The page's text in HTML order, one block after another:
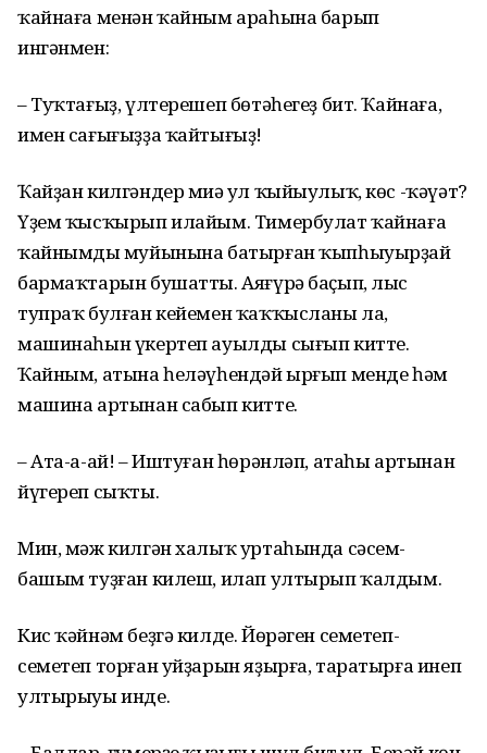
ҡайнаға менән ҡайным араһына барып
ингәнмен:
– Туҡтағыҙ, үлтерешеп бөтәһегеҙ бит. Ҡайнаға,
имен сағығыҙҙа ҡайтығыҙ!
Ҡайҙан килгәндер миңә ул ҡыйыулыҡ, көс -ҡәүәт?
Үҙем ҡысҡырып илайым. Тимербулат ҡайнаға
ҡайнымдың муйынына батырған ҡыпһыуырҙай
бармаҡтарын бушатты. Аяғүрә баҫып, лыс
тупраҡ булған кейемен ҡаҡҡысланы ла,
машинаһын үкертеп ауылды сығып китте.
Ҡайным, атына һеләүһендәй ырғып менде һәм
машина артынан сабып китте.
– Ата-а-ай! – Иштуған һөрәнләп, атаһы артынан
йүгереп сыҡты.
Мин, мәж килгән халыҡ уртаһында сәсем-
башым туҙған килеш, илап ултырып ҡалдым.
Кис ҡәйнәм беҙгә килде. Йөрәген семетеп-
семетеп торған уйҙарын яҙырға, таратырға инеп
ултырыуы инде.